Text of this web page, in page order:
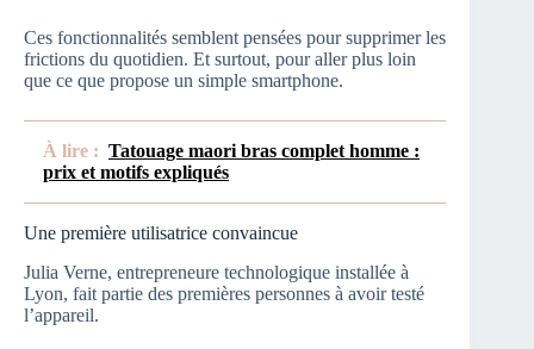
Ces fonctionnalités semblent pensées pour supprimer les
frictions du quotidien. Et surtout, pour aller plus loin
que ce que propose un simple smartphone.
À lire : Tatouage maori bras complet homme :
prix et motifs expliqués
Une première utilisatrice convaincue
Julia Verne, entrepreneure technologique installée à
Lyon, fait partie des premières personnes à avoir testé
l’appareil.